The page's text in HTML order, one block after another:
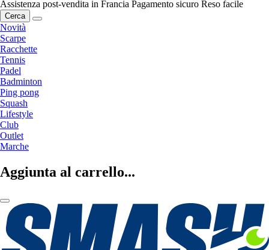
Assistenza post-vendita in Francia Pagamento sicuro Reso facile
Cerca
Novità
Scarpe
Racchette
Tennis
Padel
Badminton
Ping pong
Squash
Lifestyle
Club
Outlet
Marche
Aggiunta al carrello...